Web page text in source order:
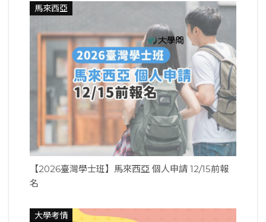
馬來西亞
【2026臺灣學士班】馬來西亞 個人申請 12/15前報
名
大學考情